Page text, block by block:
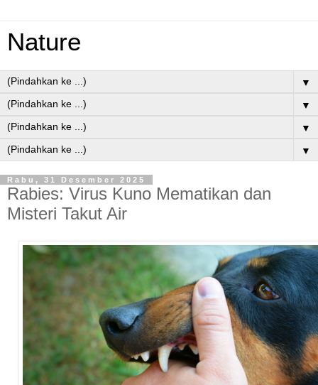
Nature
▼
▼
▼
▼
Rabu, 31 Desember 2025
Rabies: Virus Kuno Mematikan dan
Misteri Takut Air